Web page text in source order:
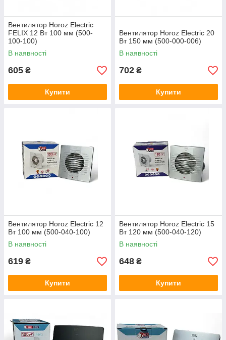
Вентилятор Horoz Electric
FELIX 12 Вт 100 мм (500-
100-100)
В наявності
605 ₴
Купити
Вентилятор Horoz Electric 20
Вт 150 мм (500-000-006)
В наявності
702 ₴
Купити
Вентилятор Horoz Electric 12
Вт 100 мм (500-040-100)
В наявності
619 ₴
Купити
Вентилятор Horoz Electric 15
Вт 120 мм (500-040-120)
В наявності
648 ₴
Купити